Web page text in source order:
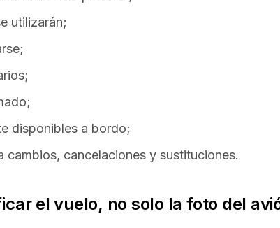
utilizarán;
disponibles a bordo;
cambios, cancelaciones y sustituciones.
el vuelo, no solo la foto del